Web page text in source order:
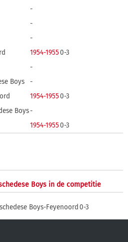
-
-
-
1954-19550-3
-
Boys
-
1954-19550-3
Boys-
1954-19550-3
Boys in de competitie
Boys-Feyenoord 0-3